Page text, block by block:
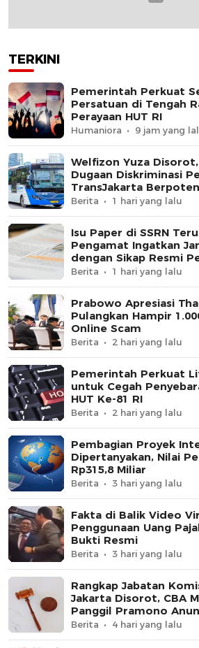
TERKINI
Pemerintah Perkuat
Persatuan di Tengah
Perayaan HUT RI
Humaniora 9 jam yang
Welfizon Yuza Disorot,
Dugaan Diskriminasi
TransJakarta
Berita 1 hari yang lalu
Isu Paper di SSRN
Pengamat Ingatkan
dengan Sikap Resmi
Berita 1 hari yang lalu
Prabowo Apresiasi
Pulangkan Hampir
Online Scam
Berita 2 hari yang lalu
Pemerintah Perkuat
untuk Cegah
HUT Ke-81 RI
Berita 2 hari yang lalu
Pembagian Proyek
Dipertanyakan, Nilai
Rp315,8 Miliar
Berita 3 hari yang lalu
Fakta di Balik Video
Penggunaan Uang
Bukti Resmi
Berita 3 hari yang lalu
Rangkap Jabatan
Jakarta Disorot, CBA
Panggil Pramono
Berita 4 hari yang lalu